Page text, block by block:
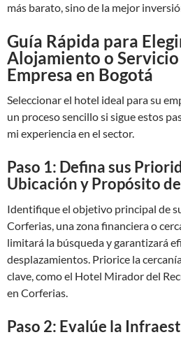
más barato, sino de la mejor
Guía Rápida para
Alojamiento o Servicio
Empresa en Bogotá
Seleccionar el hotel ideal para su
un proceso sencillo si sigue estos
mi experiencia en el sector.
Paso 1: Defina sus
Ubicación y Propósito
Identifique el objetivo principal de
Corferias, una zona financiera o
limitará la búsqueda y garantizará
desplazamientos. Priorice la
clave, como el Hotel Mirador del
en Corferias.
Paso 2: Evalúe la